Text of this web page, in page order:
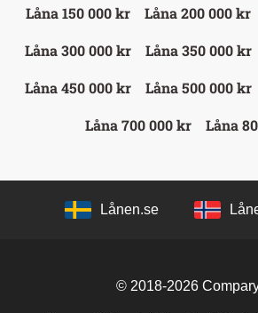
Låna 150 000 kr
Låna 200 000 kr
Låna 300 000 kr
Låna 350 000 kr
Låna 450 000 kr
Låna 500 000 kr
Låna 700 000 kr
Låna
Lånen.se
© 2018-2026